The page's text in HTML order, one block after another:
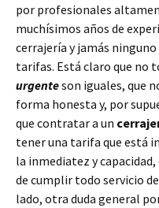
por profesionales
muchísimos años de
cerrajería y jamás
tarifas. Está claro que no
urgenteson iguales, que
forma honesta y, por
que contratar a un
tener una tarifa que está
la inmediatez y
de cumplir todo servicio
lado, otra duda general